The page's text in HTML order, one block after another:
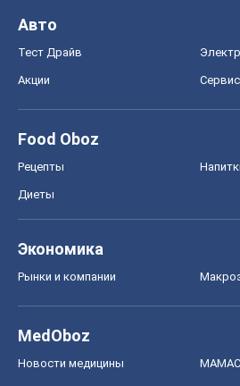
Авто
Тест Драйв
Акции Сервис
Food Oboz
Рецепты
Диеты
Экономика
Рынки и компании
MedOboz
Новости медицины